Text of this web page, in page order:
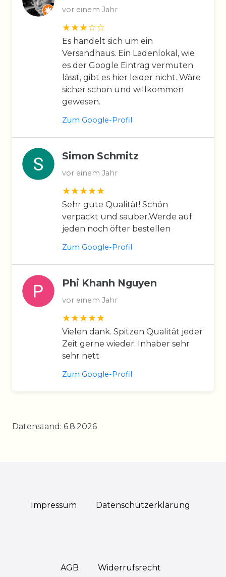
vor einem Jahr
Es handelt sich um ein
Versandhaus. Ein Ladenlokal, wie
es der Google Eintrag vermuten
lässt, gibt es hier leider nicht. Wäre
sicher schon und willkommen
gewesen.
Zum Google-Profil
Simon Schmitz
vor einem Jahr
Sehr gute Qualität! Schön
verpackt und sauber.Werde auf
jeden noch öfter bestellen
Zum Google-Profil
Phi Khanh Nguyen
vor einem Jahr
Vielen dank. Spitzen Qualität jeder
Zeit gerne wieder. Inhaber sehr
sehr nett
Zum Google-Profil
Datenstand: 6.8.2026
Impressum Daten­schutz­erklärung
AGB Widerrufs­recht